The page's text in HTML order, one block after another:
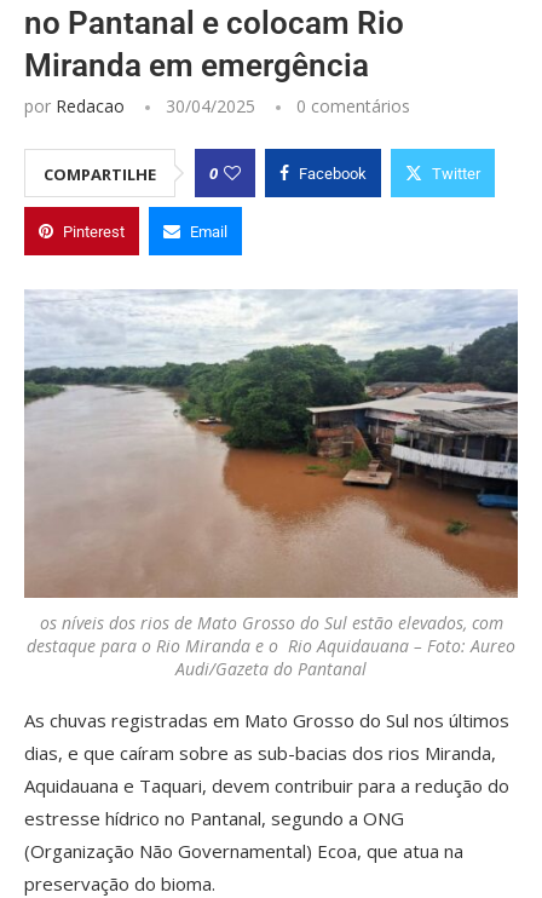
no Pantanal e colocam Rio
Miranda em emergência
por Redacao 30/04/2025 0 comentários
COMPARTILHE 0 Facebook Twitter
Pinterest Email
os níveis dos rios de Mato Grosso do Sul estão elevados, com
destaque para o Rio Miranda e o Rio Aquidauana – Foto: Aureo
Audi/Gazeta do Pantanal
As chuvas registradas em Mato Grosso do Sul nos últimos
dias, e que caíram sobre as sub-bacias dos rios Miranda,
Aquidauana e Taquari, devem contribuir para a redução do
estresse hídrico no Pantanal, segundo a ONG
(Organização Não Governamental) Ecoa, que atua na
preservação do bioma.